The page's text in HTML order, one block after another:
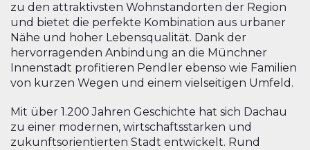
zu den attraktivsten Wohnstandorten der Region
und bietet die perfekte Kombination aus urbaner
Nähe und hoher Lebensqualität. Dank der
hervorragenden Anbindung an die Münchner
Innenstadt profitieren Pendler ebenso wie Familien
von kurzen Wegen und einem vielseitigen Umfeld.
Mit über 1.200 Jahren Geschichte hat sich Dachau
zu einer modernen, wirtschaftsstarken und
zukunftsorientierten Stadt entwickelt. Rund